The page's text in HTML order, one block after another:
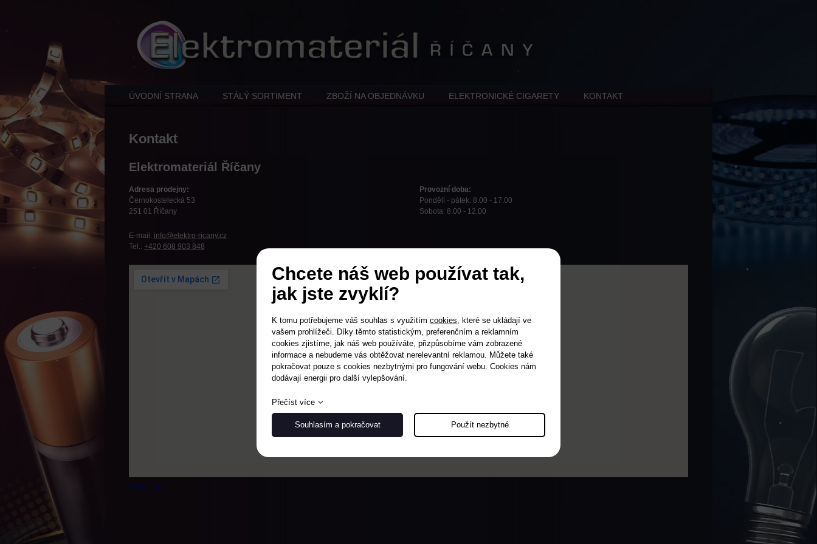
ÚVODNÍ STRANA STÁLÝ SORTIMENT ZBOŽÍ NA OBJEDNÁVKU ELEKTRONICKÉ CIGARETY KONTAKT
Kontakt
Elektromateriál Říčany
Adresa prodejny:
Černokostelecká 53
251 01 Říčany
E-mail: info@elektro-ricany.cz
Tel.: +420 608 903 848
Provozní doba:
Pondělí - pátek: 8.00 - 17.00
Sobota: 8.00 - 12.00
Zvětšit mapu
Chcete náš web používat tak,
jak jste zvyklí?
K tomu potřebujeme váš souhlas s využitím cookies, které se ukládají ve
vašem prohlížeči. Díky těmto statistickým, preferenčním a reklamním
cookies zjistíme, jak náš web používáte, přizpůsobíme vám zobrazené
informace a nebudeme vás obtěžovat nerelevantní reklamou. Můžete také
pokračovat pouze s cookies nezbytnými pro fungování webu. Cookies nám
dodávají energii pro další vylepšování.
Přečíst více
Souhlasím a pokračovat Použít nezbytné